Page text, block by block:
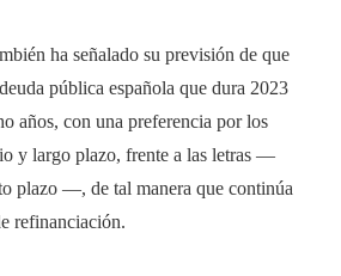
ha señalado su previsión de que
pública española que dura 2023
años, con una preferencia por los
y largo plazo, frente a las letras —
plazo —, de tal manera que continúa
refinanciación.